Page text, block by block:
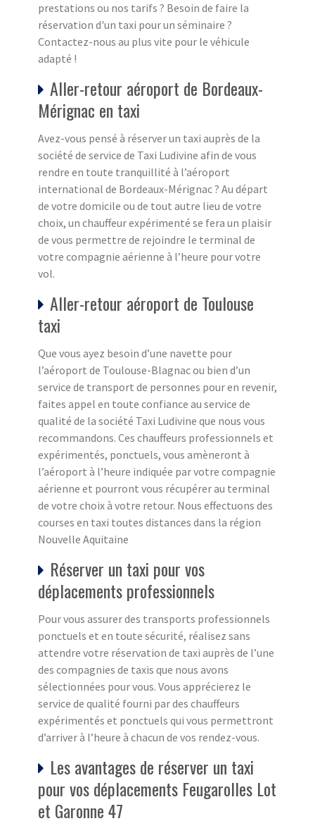
prestations ou nos tarifs ? Besoin de faire la
réservation d'un taxi pour un séminaire ?
Contactez-nous au plus vite pour le véhicule
adapté !
Aller-retour aéroport de Bordeaux-
Mérignac en taxi
Avez-vous pensé à réserver un taxi auprès de la
société de service de Taxi Ludivine afin de vous
rendre en toute tranquillité à l’aéroport
international de Bordeaux-Mérignac ? Au départ
de votre domicile ou de tout autre lieu de votre
choix, un chauffeur expérimenté se fera un plaisir
de vous permettre de rejoindre le terminal de
votre compagnie aérienne à l’heure pour votre
vol.
Aller-retour aéroport de Toulouse
taxi
Que vous ayez besoin d’une navette pour
l’aéroport de Toulouse-Blagnac ou bien d’un
service de transport de personnes pour en revenir,
faites appel en toute confiance au service de
qualité de la société Taxi Ludivine que nous vous
recommandons. Ces chauffeurs professionnels et
expérimentés, ponctuels, vous amèneront à
l’aéroport à l’heure indiquée par votre compagnie
aérienne et pourront vous récupérer au terminal
de votre choix à votre retour. Nous effectuons des
courses en taxi toutes distances dans la région
Nouvelle Aquitaine
Réserver un taxi pour vos
déplacements professionnels
Pour vous assurer des transports professionnels
ponctuels et en toute sécurité, réalisez sans
attendre votre réservation de taxi auprès de l’une
des compagnies de taxis que nous avons
sélectionnées pour vous. Vous apprécierez le
service de qualité fourni par des chauffeurs
expérimentés et ponctuels qui vous permettront
d’arriver à l’heure à chacun de vos rendez-vous.
Les avantages de réserver un taxi
pour vos déplacements Feugarolles Lot
et Garonne 47